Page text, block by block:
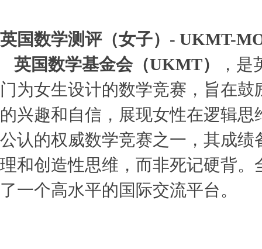
英国数学测评（女子）- UKMT-
英国数学基金会（UKMT）
，
门为女生设计的数学竞赛，旨在
的兴趣和自信，展现女性在逻辑
公认的权威数学竞赛之一，其成
理和创造性思维，而非死记硬背
了一个高水平的国际交流平台。